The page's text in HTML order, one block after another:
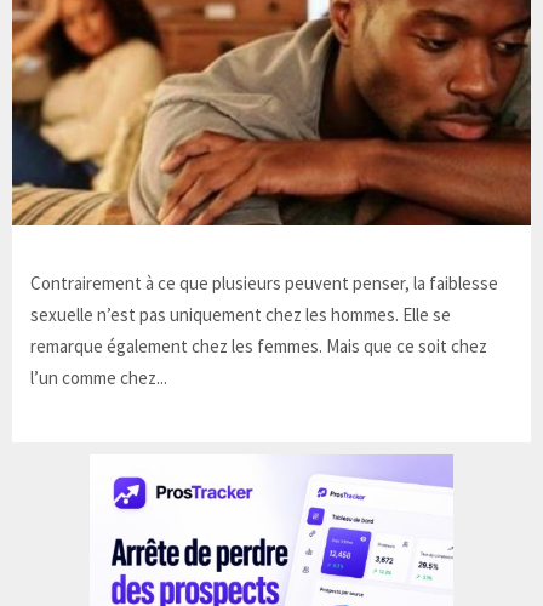
Contrairement à ce que plusieurs peuvent penser, la faiblesse
sexuelle n’est pas uniquement chez les hommes. Elle se
remarque également chez les femmes. Mais que ce soit chez
l’un comme chez...